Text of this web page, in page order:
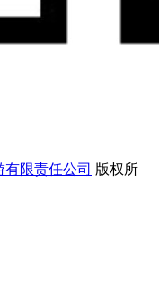
限责任公司 版权所